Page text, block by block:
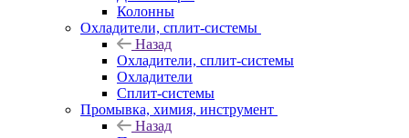
Колонны
Охладители, сплит-системы
Назад
Охладители, сплит-системы
Охладители
Сплит-системы
Промывка, химия, инструмент
Назад